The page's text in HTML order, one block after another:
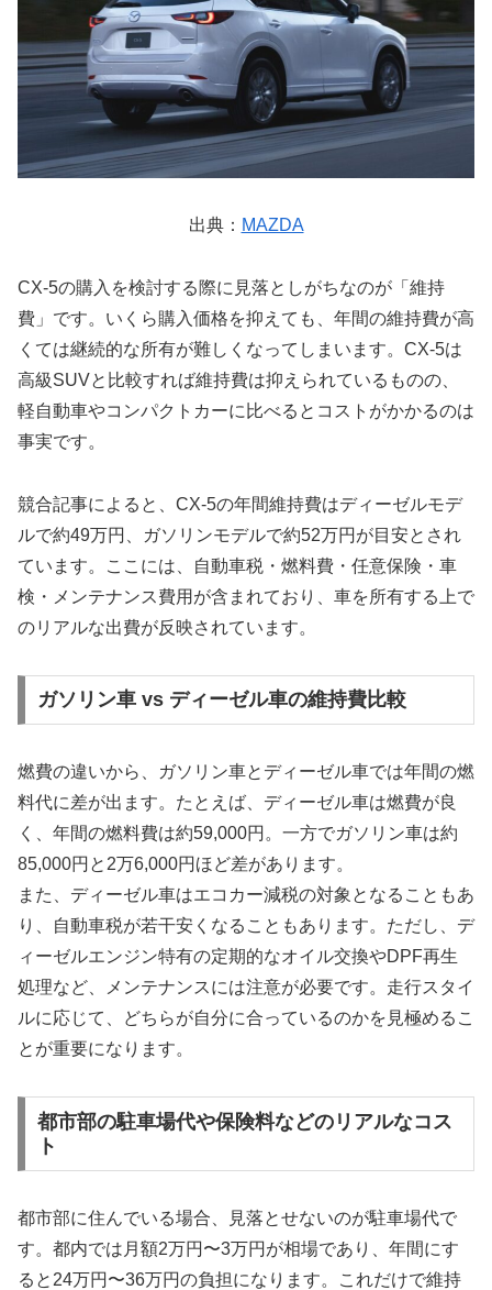
出典： MAZDA
CX-5の購入を検討する際に見落としがちなのが「維持
費」です。いくら購入価格を抑えても、年間の維持費が高
くては継続的な所有が難しくなってしまいます。CX-5は
高級SUVと比較すれば維持費は抑えられているものの、
軽自動車やコンパクトカーに比べるとコストがかかるのは
事実です。
競合記事によると、CX-5の年間維持費はディーゼルモデ
ルで約49万円、ガソリンモデルで約52万円が目安とされ
ています。ここには、自動車税・燃料費・任意保険・車
検・メンテナンス費用が含まれており、車を所有する上で
のリアルな出費が反映されています。
ガソリン車 vs ディーゼル車の維持費比較
燃費の違いから、ガソリン車とディーゼル車では年間の燃
料代に差が出ます。たとえば、ディーゼル車は燃費が良
く、年間の燃料費は約59,000円。一方でガソリン車は約
85,000円と2万6,000円ほど差があります。
また、ディーゼル車はエコカー減税の対象となることもあ
り、自動車税が若干安くなることもあります。ただし、デ
ィーゼルエンジン特有の定期的なオイル交換やDPF再生
処理など、メンテナンスには注意が必要です。走行スタイ
ルに応じて、どちらが自分に合っているのかを見極めるこ
とが重要になります。
都市部の駐車場代や保険料などのリアルなコス
ト
都市部に住んでいる場合、見落とせないのが駐車場代で
す。都内では月額2万円〜3万円が相場であり、年間にす
ると24万円〜36万円の負担になります。これだけで維持